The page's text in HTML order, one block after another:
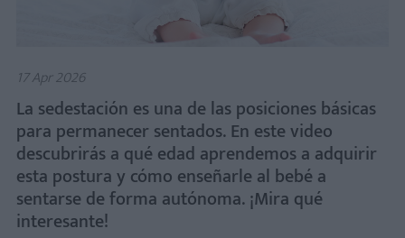
17 Apr 2026
La sedestación es una de las posiciones básicas
para permanecer sentados. En este video
descubrirás a qué edad aprendemos a adquirir
esta postura y cómo enseñarle al bebé a
sentarse de forma autónoma. ¡Mira qué
interesante!